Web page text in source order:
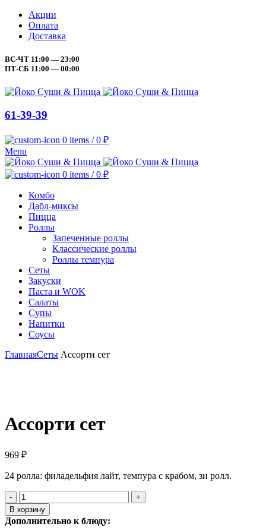
Акции
Оплата
Доставка
ВС-ЧТ 11:00 — 23:00
ПТ-СБ 11:00 — 00:00
61-39-39
0 items / 0 ₽
Menu
0 items / 0 ₽
Комбо
Дабл-миксы
Пицца
Роллы
Запеченные роллы
Классические роллы
Роллы темпура
Сеты
Закуски
Паста и WOK
Салаты
Супы
Напитки
Соусы
ГлавнаяСеты Ассорти сет
Ассорти сет
969 ₽
24 ролла: филадельфия лайт, темпура с крабом, зи ролл.
Количество
товара
Ассорти
сет
В корзину
Дополнительно к блюду: